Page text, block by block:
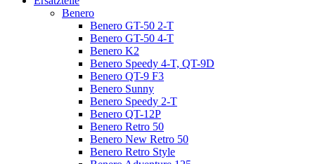
Benero
Benero GT-50 2-T
Benero GT-50 4-T
Benero K2
Benero Speedy 4-T, QT-9D
Benero QT-9 F3
Benero Sunny
Benero Speedy 2-T
Benero QT-12P
Benero Retro 50
Benero New Retro 50
Benero Retro Style